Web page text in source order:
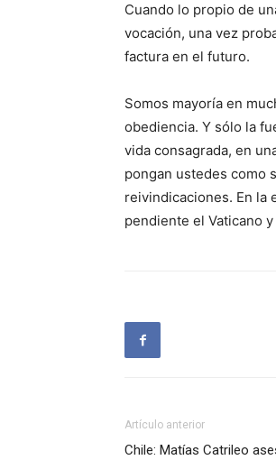
Cuando lo propio de
vocación, una vez
factura en el futuro.
Somos mayoría en
obediencia. Y sólo la
vida consagrada, en
pongan ustedes como
reivindicaciones. En la
pendiente el Vaticano
Artículo anterior
Chile: Matías Catrileo